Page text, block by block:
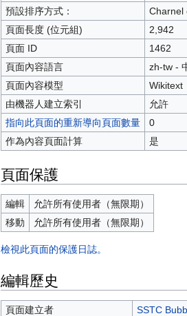
覽
尋
預設排序方式：
Charnel
頁面長度 (位元組)
2,942
頁面 ID
1462
頁面內容語言
zh-tw -
頁面內容模型
Wikitext
由機器人建立索引
允許
指向此頁面的重新導向頁面數量
0
作為內容頁面計算
是
頁面保護
編輯
允許所有使用者（無限期）
移動
允許所有使用者（無限期）
檢視此頁面的保護日誌。
編輯歷史
頁面建立者
SSTC